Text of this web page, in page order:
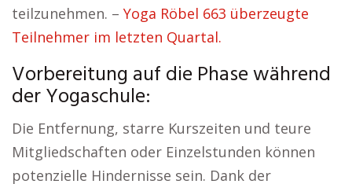
teilzunehmen. – Yoga Röbel 663 überzeugte
Teilnehmer im letzten Quartal.
Vorbereitung auf die Phase während
der Yogaschule:
Die Entfernung, starre Kurszeiten und teure
Mitgliedschaften oder Einzelstunden können
potenzielle Hindernisse sein. Dank der